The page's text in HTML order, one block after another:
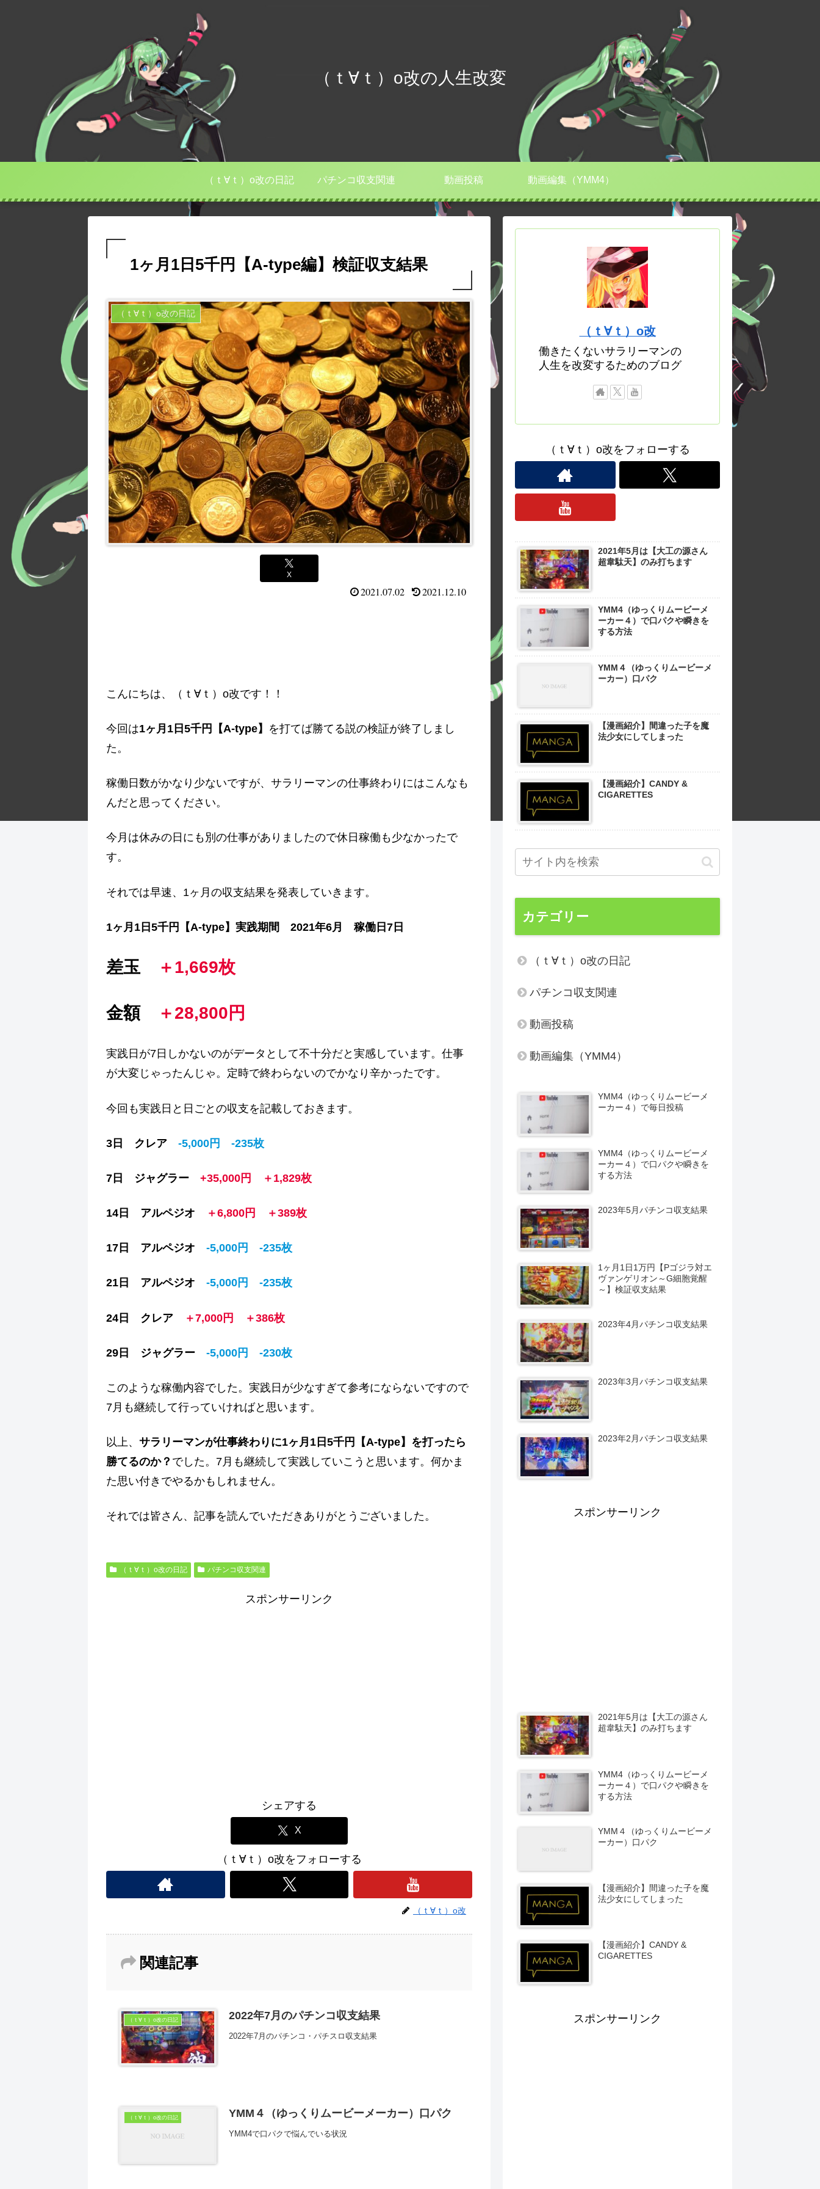
（ｔ∀ｔ）o改の人生改変
（ｔ∀ｔ）o改の日記 パチンコ収支関連 動画投稿 動画編集（YMM4）
1ヶ月1日5千円【A-type編】検証収支結果
（ｔ∀ｔ）o改の日記
X
2021.07.02 2021.12.10
こんにちは、（ｔ∀ｔ）o改です！！
今回は1ヶ月1日5千円【A-type】 を打てば勝てる説の検証が終了しまし
た。
稼働日数がかなり少ないですが、サラリーマンの仕事終わりにはこんなも
んだと思ってください。
今月は休みの日にも別の仕事がありましたので休日稼働も少なかったで
す。
それでは早速、1ヶ月の収支結果を発表していきます。
1ヶ月1日5千円【A-type】実践期間 2021年6月 稼働日7日
差玉 ＋1,669枚
金額 ＋28,800円
実践日が7日しかないのがデータとして不十分だと実感しています。仕事
が大変じゃったんじゃ。定時で終わらないのでかなり辛かったです。
今回も実践日と日ごとの収支を記載しておきます。
3日 クレア -5,000円 -235枚
7日 ジャグラー +35,000円 ＋1,829枚
14日 アルペジオ ＋6,800円 ＋389枚
17日 アルペジオ ‐5,000円 ‐235枚
21日 アルペジオ ‐5,000円 ‐235枚
24日 クレア ＋7,000円 ＋386枚
29日 ジャグラー ‐5,000円 ‐230枚
このような稼働内容でした。実践日が少なすぎて参考にならないですので
7月も継続して行っていければと思います。
以上、 サラリーマンが仕事終わりに1ヶ月1日5千円【A‐type】を打ったら
勝てるのか？ でした。7月も継続して実践していこうと思います。何かま
た思い付きでやるかもしれません。
それでは皆さん、記事を読んでいただきありがとうございました。
（ｔ∀ｔ）o改の日記 パチンコ収支関連
スポンサーリンク
シェアする
X
（ｔ∀ｔ）o改をフォローする
（ｔ∀ｔ）o改
関連記事
（ｔ∀ｔ）o改の日記 2022年7月のパチンコ収支結果
2022年7月のパチンコ・パチスロ収支結果
（ｔ∀ｔ）o改の日記 YMM４（ゆっくりムービーメーカー）口パク
YMM4で口パクで悩んでいる状況
（ｔ∀ｔ）o改
働きたくないサラリーマンの
人生を改変するためのブログ
（ｔ∀ｔ）o改をフォローする
2021年5月は【大工の源さん
超韋駄天】のみ打ちます
YMM4（ゆっくりムービーメ
ーカー４）で口パクや瞬きを
する方法
YMM４（ゆっくりムービーメ
ーカー）口パク
【漫画紹介】間違った子を魔
法少女にしてしまった
【漫画紹介】CANDY &
CIGARETTES
カテゴリー
（ｔ∀ｔ）o改の日記
パチンコ収支関連
動画投稿
動画編集（YMM4）
YMM4（ゆっくりムービーメ
ーカー４）で毎日投稿
YMM4（ゆっくりムービーメ
ーカー４）で口パクや瞬きを
する方法
2023年5月パチンコ収支結果
1ヶ月1日1万円【Pゴジラ対エ
ヴァンゲリオン～G細胞覚醒
～】検証収支結果
2023年4月パチンコ収支結果
2023年3月パチンコ収支結果
2023年2月パチンコ収支結果
スポンサーリンク
2021年5月は【大工の源さん
超韋駄天】のみ打ちます
YMM4（ゆっくりムービーメ
ーカー４）で口パクや瞬きを
する方法
YMM４（ゆっくりムービーメ
ーカー）口パク
【漫画紹介】間違った子を魔
法少女にしてしまった
【漫画紹介】CANDY &
CIGARETTES
スポンサーリンク